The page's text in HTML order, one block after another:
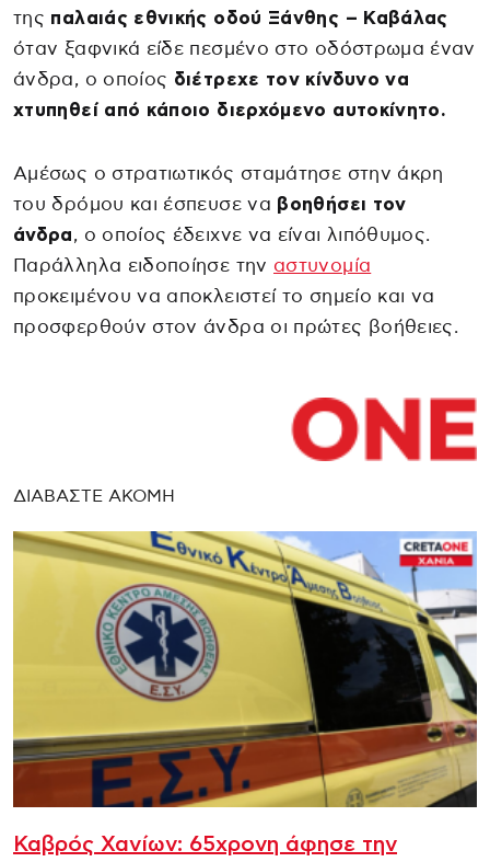
της παλαιάς εθνικής οδού Ξάνθης – Καβάλας
όταν ξαφνικά είδε πεσμένο στο οδόστρωμα έναν
άνδρα, ο οποίος διέτρεχε τον κίνδυνο να
χτυπηθεί από κάποιο διερχόμενο αυτοκίνητο.
Αμέσως ο στρατιωτικός σταμάτησε στην άκρη
του δρόμου και έσπευσε να βοηθήσει τον
άνδρα, ο οποίος έδειχνε να είναι λιπόθυμος.
Παράλληλα ειδοποίησε την αστυνομία
προκειμένου να αποκλειστεί το σημείο και να
προσφερθούν στον άνδρα οι πρώτες βοήθειες.
ΔΙΑΒΑΣΤΕ ΑΚΟΜΗ
Καβρός Χανίων: 65χρονη άφησε την